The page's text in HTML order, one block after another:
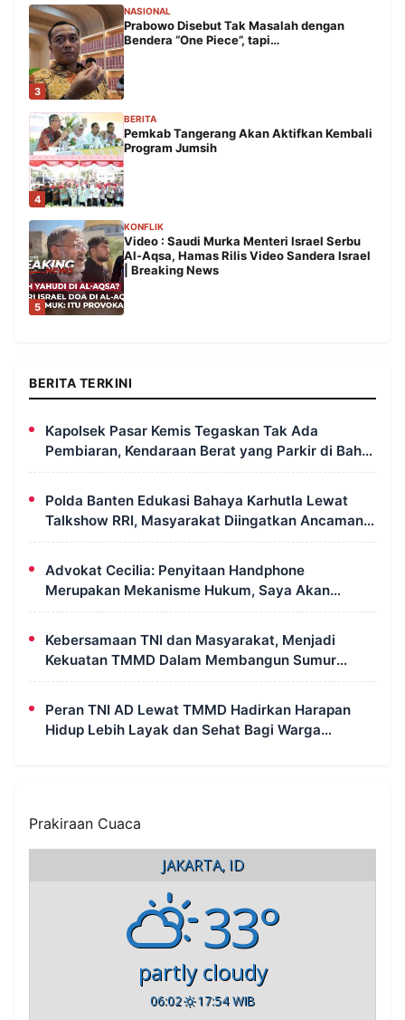
3
NASIONAL
Prabowo Disebut Tak Masalah dengan
Bendera “One Piece”, tapi…
4
BERITA
Pemkab Tangerang Akan Aktifkan Kembali
Program Jumsih
5
KONFLIK
Video : Saudi Murka Menteri Israel Serbu
Al-Aqsa, Hamas Rilis Video Sandera Israel
| Breaking News
BERITA TERKINI
Kapolsek Pasar Kemis Tegaskan Tak Ada
Pembiaran, Kendaraan Berat yang Parkir di Bahu
Jalan Langsung Ditertibkan
Polda Banten Edukasi Bahaya Karhutla Lewat
Talkshow RRI, Masyarakat Diingatkan Ancaman
Pidana Pembakaran Lahan
Advokat Cecilia: Penyitaan Handphone
Merupakan Mekanisme Hukum, Saya Akan
Kooperatif Apabila Diminta Penyidik dan Tidak
Kebersamaan TNI dan Masyarakat, Menjadi
Kekuatan TMMD Dalam Membangun Sumur
Galian di Wanam
Peran TNI AD Lewat TMMD Hadirkan Harapan
Hidup Lebih Layak dan Sehat Bagi Warga
Prakiraan Cuaca
JAKARTA, ID
33°
partly cloudy
06:02 17:54 WIB